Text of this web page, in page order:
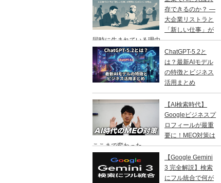
存できるのか？ ―
大企業リストラと
「新しい仕事」が
同時に生まれている理由 ―
ChatGPT-5.2と
は？最新AIモデル
の特徴とビジネス
活用まとめ
【AI検索時代】
Googleビジネスプ
ロフィールが最重
要に！MEO対策は
ここまで変わった
【Google Gemini
3 完全解説】検索
にフル統合で何が